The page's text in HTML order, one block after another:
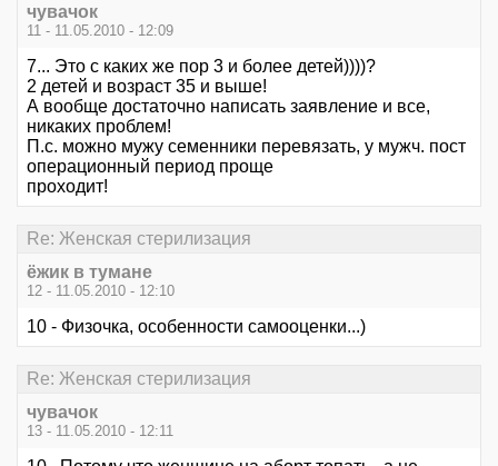
чувачок
11 - 11.05.2010 - 12:09
7... Это с каких же пор 3 и более детей))))?
2 детей и возраст 35 и выше!
А вообще достаточно написать заявление и все,
никаких проблем!
П.с. можно мужу семенники перевязать, у мужч. пост
операционный период проще
проходит!
Re: Женская стерилизация
ёжик в тумане
12 - 11.05.2010 - 12:10
10 - Физочка, особенности самооценки...)
Re: Женская стерилизация
чувачок
13 - 11.05.2010 - 12:11